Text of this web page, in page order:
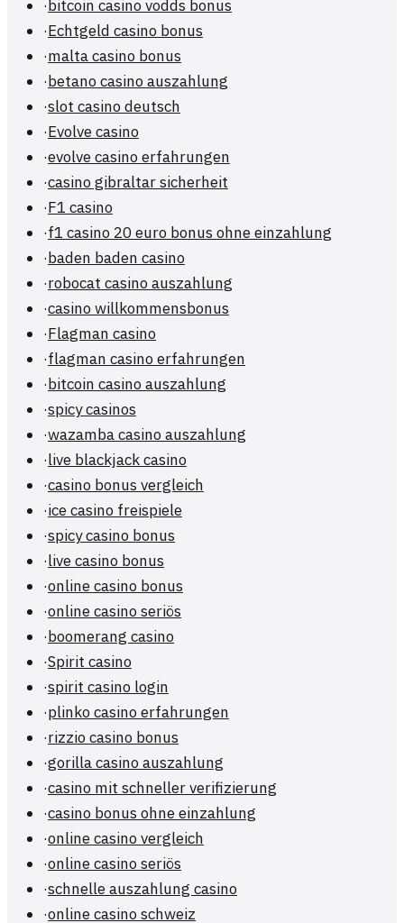
·bitcoin casino vodds bonus
·Echtgeld casino bonus
·malta casino bonus
·betano casino auszahlung
·slot casino deutsch
·Evolve casino
·evolve casino erfahrungen
·casino gibraltar sicherheit
·F1 casino
·f1 casino 20 euro bonus ohne einzahlung
·baden baden casino
·robocat casino auszahlung
·casino willkommensbonus
·Flagman casino
·flagman casino erfahrungen
·bitcoin casino auszahlung
·spicy casinos
·wazamba casino auszahlung
·live blackjack casino
·casino bonus vergleich
·ice casino freispiele
·spicy casino bonus
·live casino bonus
·online casino bonus
·online casino seriös
·boomerang casino
·Spirit casino
·spirit casino login
·plinko casino erfahrungen
·rizzio casino bonus
·gorilla casino auszahlung
·casino mit schneller verifizierung
·casino bonus ohne einzahlung
·online casino vergleich
·online casino seriös
·schnelle auszahlung casino
·online casino schweiz